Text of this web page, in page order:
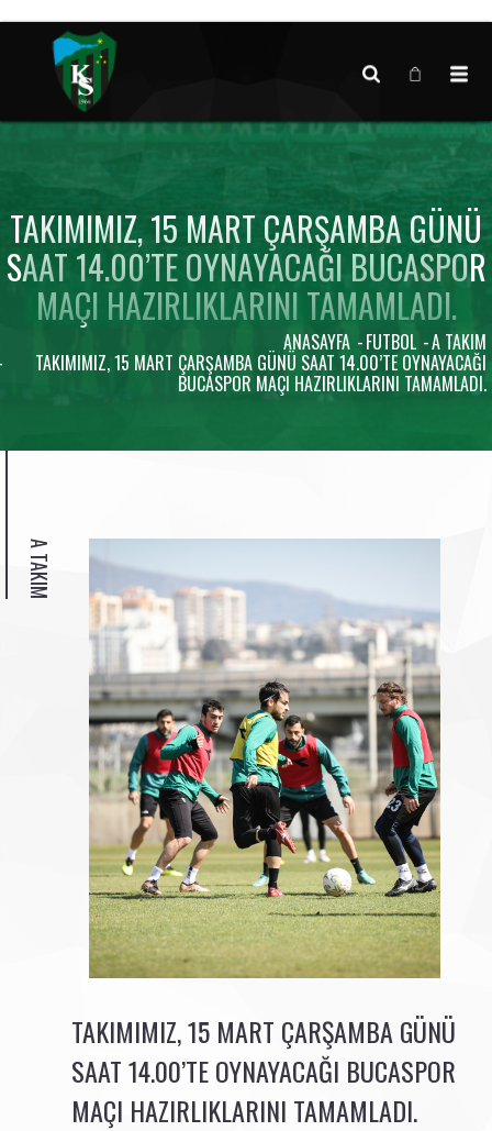
TAKIMIMIZ, 15 MART ÇARŞAMBA GÜNÜ
SAAT 14.00’TE OYNAYACAĞI BUCASPOR
MAÇI HAZIRLIKLARINI TAMAMLADI.
ANASAYFA FUTBOL A TAKIM
TAKIMIMIZ, 15 MART ÇARŞAMBA GÜNÜ SAAT 14.00’TE OYNAYACAĞI
BUCASPOR MAÇI HAZIRLIKLARINI TAMAMLADI.
A TAKIM
TAKIMIMIZ, 15 MART ÇARŞAMBA GÜNÜ
SAAT 14.00’TE OYNAYACAĞI BUCASPOR
MAÇI HAZIRLIKLARINI TAMAMLADI.